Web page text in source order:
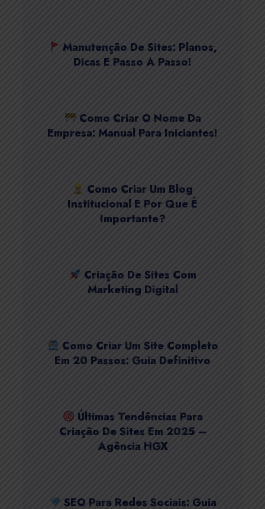
Manutenção De Sites: Planos,
Dicas E Passo A Passo!
Como Criar O Nome Da
Empresa: Manual Para Iniciantes!
Como Criar Um Blog
Institucional E Por Que É
Importante?
Criação De Sites Com
Marketing Digital
Como Criar Um Site Completo
Em 20 Passos: Guia Definitivo
Últimas Tendências Para
Criação De Sites Em 2025 –
Agência HGX
SEO Para Redes Sociais: Guia